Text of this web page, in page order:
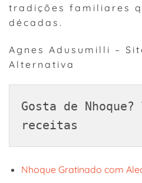
tradições familiares
décadas.
Agnes Adusumilli –
Alternativa
Gosta de
receitas
Nhoque Gratinado com